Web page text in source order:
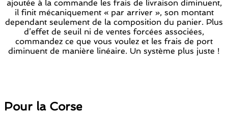
ajoutée à la commande les frais de livraison diminuent,
il finit mécaniquement « par arriver », son montant
dependant seulement de la composition du panier. Plus
d’effet de seuil ni de ventes forcées associées,
commandez ce que vous voulez et les frais de port
diminuent de manière linéaire. Un système plus juste !
Pour la Corse